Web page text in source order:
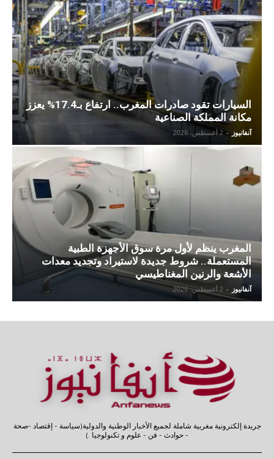
السيارات تقود صادرات المغرب.. ارتفاع بـ17.4% يعزز
مكانة المملكة الصناعية
آنفانيوز - 2 أغسطس، 2026
المغرب ينظم لأول مرة سوق الأجهزة الطبية
المستعملة.. شروط جديدة لاستيراد وتجديد معدات
الأشعة والرنين المغناطيسي
آنفانيوز - 2 أغسطس، 2026
جريدة إلكترونية مغربية شاملة لجميع الأخبار الوطنية والدولية(سياسة - إقتصاد -صحة
- حوادث - فن - علوم و تكنولوجيا .)